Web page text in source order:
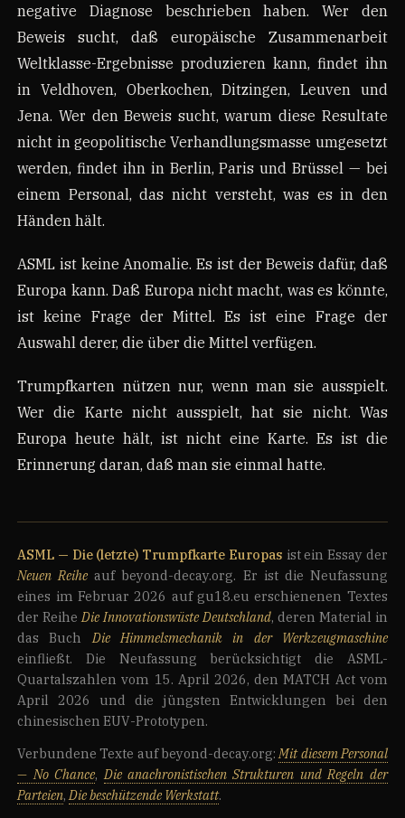
negative Diagnose beschrieben haben. Wer den
Beweis sucht, daß europäische Zusammenarbeit
Weltklasse-Ergebnisse produzieren kann, findet ihn
in Veldhoven, Oberkochen, Ditzingen, Leuven und
Jena. Wer den Beweis sucht, warum diese Resultate
nicht in geopolitische Verhandlungsmasse umgesetzt
werden, findet ihn in Berlin, Paris und Brüssel — bei
einem Personal, das nicht versteht, was es in den
Händen hält.
ASML ist keine Anomalie. Es ist der Beweis dafür, daß
Europa kann. Daß Europa nicht macht, was es könnte,
ist keine Frage der Mittel. Es ist eine Frage der
Auswahl derer, die über die Mittel verfügen.
Trumpfkarten nützen nur, wenn man sie ausspielt.
Wer die Karte nicht ausspielt, hat sie nicht. Was
Europa heute hält, ist nicht eine Karte. Es ist die
Erinnerung daran, daß man sie einmal hatte.
ASML — Die (letzte) Trumpfkarte Europas ist ein Essay der
Neuen Reihe auf beyond-decay.org. Er ist die Neufassung
eines im Februar 2026 auf gu18.eu erschienenen Textes
der ReiheDie Innovationswüste Deutschland, deren Material in
das BuchDie Himmelsmechanik in der Werkzeugmaschine
einfließt. Die Neufassung berücksichtigt die ASML-
Quartalszahlen vom 15. April 2026, den MATCH Act vom
April 2026 und die jüngsten Entwicklungen bei den
chinesischen EUV-Prototypen.
Verbundene Texte auf beyond-decay.org: Mit diesem Personal
— No Chance, Die anachronistischen Strukturen und Regeln der
Parteien, Die beschützende Werkstatt.